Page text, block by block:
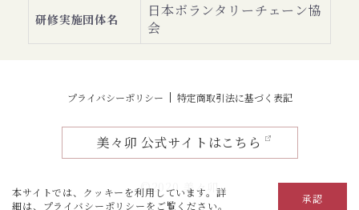
本サイトでは、クッキーを利用しています。詳
細は、 プライバシーポリシーをご覧ください。 承認
研修実施団体名
日本ボランタリーチェーン協
会
プライバシーポリシー 特定商取引法に基づく表記
美々卯 公式サイトはこちら
©2020 美々卯